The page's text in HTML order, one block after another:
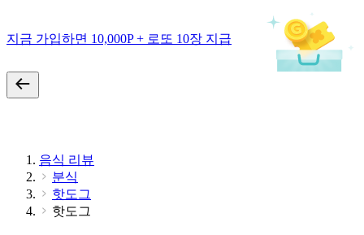
지금 가입하면 10,000P + 로또 10장 지급
음식 리뷰
분식
핫도그
핫도그